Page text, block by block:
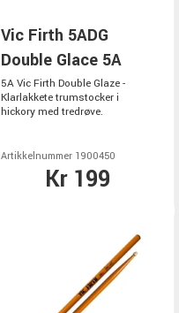
Vic Firth 5ADG
Double Glace 5A
5A Vic Firth Double Glaze -
Klarlakkete trumstocker i
hickory med tredrøve.
Artikkelnummer 1900450
Kr 199